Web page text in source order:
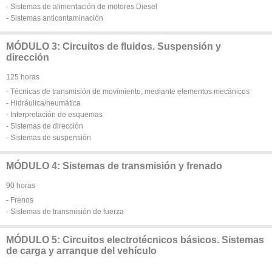
- Sistemas de alimentación de motores Diesel
- Sistemas anticontaminación
MÓDULO 3: Circuitos de fluidos. Suspensión y
dirección
125 horas
- Técnicas de transmisión de movimiento, mediante elementos mecánicos
- Hidráulica/neumática
- Interpretación de esquemas
- Sistemas de dirección
- Sistemas de suspensión
MÓDULO 4: Sistemas de transmisión y frenado
90 horas
- Frenos
- Sistemas de transmisión de fuerza
MÓDULO 5: Circuitos electrotécnicos básicos. Sistemas
de carga y arranque del vehículo